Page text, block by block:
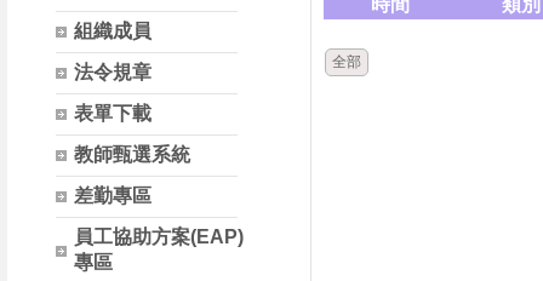
組織成員
法令規章
表單下載
教師甄選系統
差勤專區
員工協助方案(EAP)
專區
時間 類別
全部